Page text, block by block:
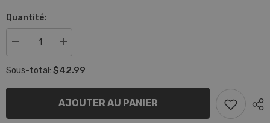
Quantité:
Réduire
la
de
Pare-
MINI
Augmenter
la
de
Pare-
choc
Avant
MINI
Sous-total: $42.99
AJOUTER AU PANIER